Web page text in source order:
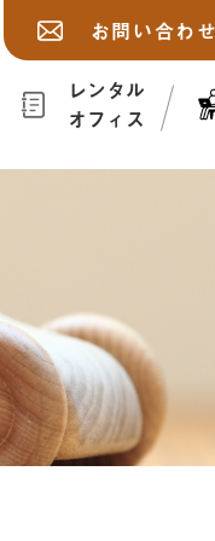
お問い合わ
レンタル
オフィス